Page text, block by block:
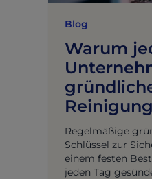
Blog
Warum
Regelmäßige
Schlüssel zur
einem festen
jeden Tag